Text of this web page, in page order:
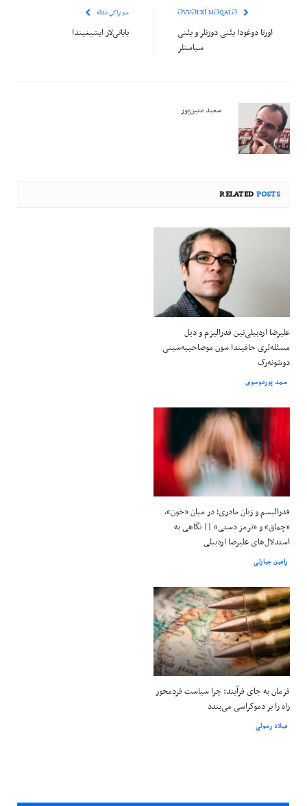
اورتا دوغودا یئنی دوزنلر و یئنی
سیاستلر
سونراکي مقاله
بایاتی‌لار ایشیغیندا
سعید متین‌پور
RELATED POSTS
علیرضا اردبیلی‌نین فدرالیزم و دیل
مسئله‌لری حاقیندا سون موصاحیبه‌سینی
دوشونه‌رک
صمد پورموسوی
فدرالیسم و زبان مادری؛ در میان «خون»،
«چماق» و «ترمز دستی» || نگاهی به
استدلال‌های علیرضا اردبیلی
رامین جبارلی
فرمان به جای فرآیند: چرا سیاست فردمحور
راه را بر دموکراسی می‌بندد
میلاد رسولی